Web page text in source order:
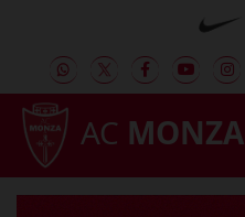
AC MONZA